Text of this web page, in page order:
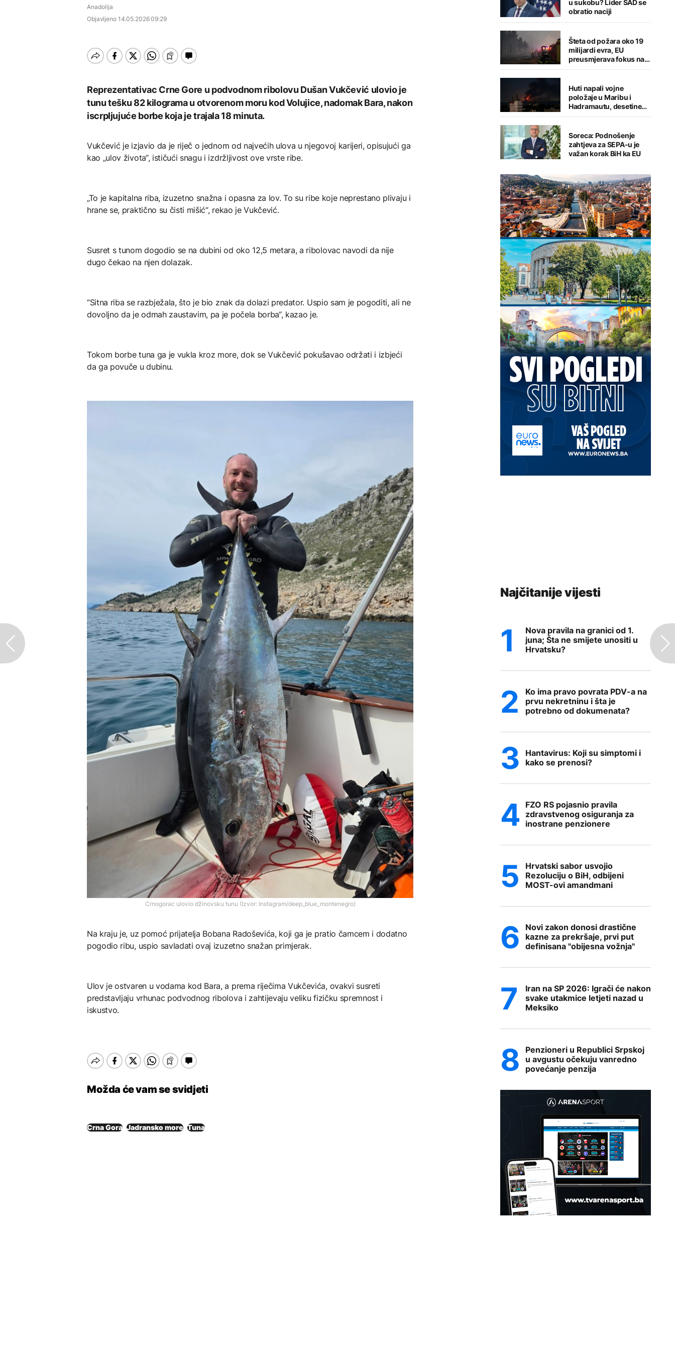
Počela isplata penzija u
RS
DRUŠTVO
AKTUELNO
smanjuje proizvodnju
zbog niskog vodostaja i
EVROPA
Redovi na aerodromima i
sistema ako se isključuje
čim je preopterećen?
BIZNIS
Skočile cijene nafte na
svjetskom tržištu, hoće li
Istorijska presuda protiv
Mete, zbog ugrožavanja
djece moraju platiti 942
Rat i pijesak prijete
drevnim piramidama
Meroe u Sudanu
ZANIMLJIVOSTI
Anadolija
Objavljeno 14.05.2026 09:29
Reprezentativac Crne Gore u podvodnom ribolovu Dušan Vukčević ulovio je
tunu tešku 82 kilograma u otvorenom moru kod Volujice, nadomak Bara, nakon
iscrpljujuće borbe koja je trajala 18 minuta.
Vukčević je izjavio da je riječ o jednom od najvećih ulova u njegovoj karijeri, opisujući ga
kao „ulov života“, ističući snagu i izdržljivost ove vrste ribe.
„To je kapitalna riba, izuzetno snažna i opasna za lov. To su ribe koje neprestano plivaju i
hrane se, praktično su čisti mišić“, rekao je Vukčević.
Susret s tunom dogodio se na dubini od oko 12,5 metara, a ribolovac navodi da nije
dugo čekao na njen dolazak.
“Sitna riba se razbježala, što je bio znak da dolazi predator. Uspio sam je pogoditi, ali ne
dovoljno da je odmah zaustavim, pa je počela borba“, kazao je.
Tokom borbe tuna ga je vukla kroz more, dok se Vukčević pokušavao održati i izbjeći
da ga povuče u dubinu.
Crnogorac ulovio džinovsku tunu (Izvor: Instagram/deep_blue_montenegro)
Na kraju je, uz pomoć prijatelja Bobana Radoševića, koji ga je pratio čamcem i dodatno
pogodio ribu, uspio savladati ovaj izuzetno snažan primjerak.
Ulov je ostvaren u vodama kod Bara, a prema riječima Vukčevića, ovakvi susreti
predstavljaju vrhunac podvodnog ribolova i zahtijevaju veliku fizičku spremnost i
iskustvo.
Možda će vam se svidjeti
Crna Gora Jadransko more Tuna
u sukobu? Lider SAD se
obratio naciji
Šteta od požara oko 19
milijardi evra, EU
preusmjerava fokus na
prevenciju
Huti napali vojne
položaje u Maribu i
Hadramautu, desetine
stradalih
Soreca: Podnošenje
zahtjeva za SEPA-u je
važan korak BiH ka EU
Najčitanije vijesti
Nova pravila na granici od 1.
juna; Šta ne smijete unositi u
Hrvatsku?
Ko ima pravo povrata PDV-a na
prvu nekretninu i šta je
potrebno od dokumenata?
Hantavirus: Koji su simptomi i
kako se prenosi?
FZO RS pojasnio pravila
zdravstvenog osiguranja za
inostrane penzionere
Hrvatski sabor usvojio
Rezoluciju o BiH, odbijeni
MOST-ovi amandmani
Novi zakon donosi drastične
kazne za prekršaje, prvi put
definisana "obijesna vožnja"
Iran na SP 2026: Igrači će nakon
svake utakmice letjeti nazad u
Meksiko
Penzioneri u Republici Srpskoj
u avgustu očekuju vanredno
povećanje penzija